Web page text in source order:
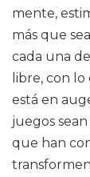
mente,
más que
cada una
libre, con
está en
juegos
que han